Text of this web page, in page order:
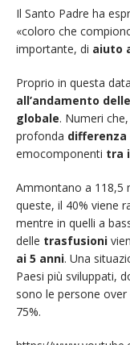
Il Santo Padre ha
«coloro che
importante, di aiuto
Proprio in questa
all’andamento
globale. Numeri
profonda differenza
emocomponenti tra
Ammontano a 118,5
queste, il 40% viene
mentre in quelli a
delle trasfusioni
ai 5 anni. Una
Paesi più sviluppati,
sono le persone
75%.